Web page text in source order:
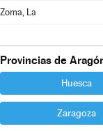
Zoma, La
Provincias de
Huesca
Zaragoza